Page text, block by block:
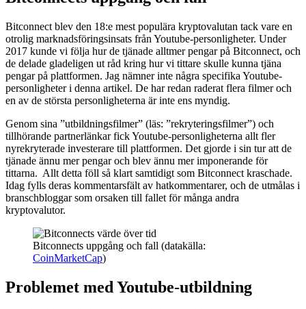
Bitconnect blev den 18:e mest populära kryptovalutan tack vare en
otrolig marknadsföringsinsats från Youtube-personligheter. Under
2017 kunde vi följa hur de tjänade alltmer pengar på Bitconnect, och
de delade gladeligen ut råd kring hur vi tittare skulle kunna tjäna
pengar på plattformen. Jag nämner inte några specifika Youtube-
personligheter i denna artikel. De har redan raderat flera filmer och
en av de största personligheterna är inte ens myndig.
Genom sina ”utbildningsfilmer” (läs: ”rekryteringsfilmer”) och
tillhörande partnerlänkar fick Youtube-personligheterna allt fler
nyrekryterade investerare till plattformen. Det gjorde i sin tur att de
tjänade ännu mer pengar och blev ännu mer imponerande för
tittarna. Allt detta föll så klart samtidigt som Bitconnect kraschade.
Idag fylls deras kommentarsfält av hatkommentarer, och de utmålas i
branschbloggar som orsaken till fallet för många andra
kryptovalutor.
Bitconnects uppgång och fall (datakälla:
CoinMarketCap)
Problemet med Youtube-utbildning